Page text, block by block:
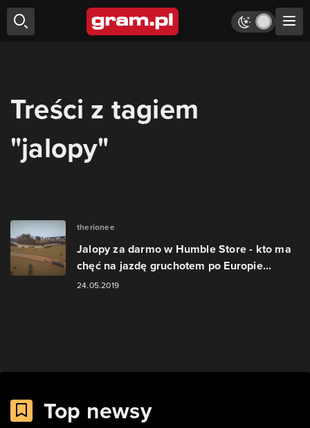
Treści z tagiem
"jalopy"
therionee
Jalopy za darmo w Humble Store - kto ma
chęć na jazdę gruchotem po Europie...
24.05.2019
Top newsy